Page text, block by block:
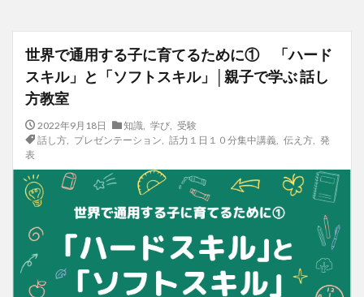
世界で通用する子に育てるために① 「ハード
スキル」と「ソフトスキル」│親子で学ぶ 話し
方教室
2022年9月18日 知識 学び
受験
話し方, プレゼンテーション 話力１日１０分集中講義, 伝え方, 発
表